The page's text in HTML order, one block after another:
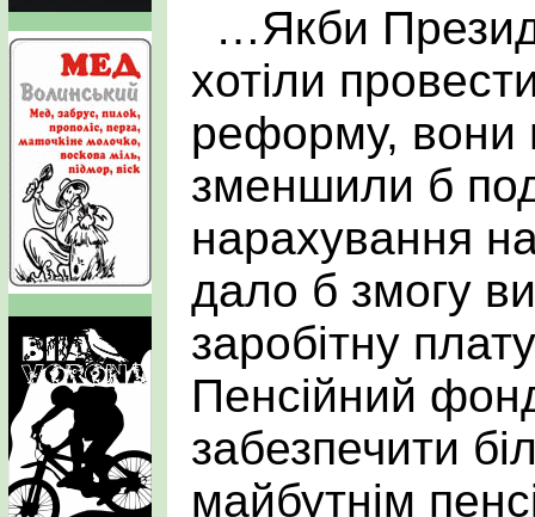
…Якби
хотіли
реформу, вони
зменшили б
нарахування
дало б змогу
заробітну
Пенсійний
забезпечити
майбутнім